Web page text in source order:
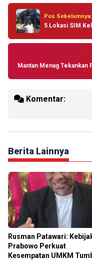
Pos Sebelumnya:
5 Lokasi SIM
Mantan Menag Tekankan
Komentar:
Berita Lainnya
Rusman Patawari:
Prabowo Perkuat
Kesempatan UMKM